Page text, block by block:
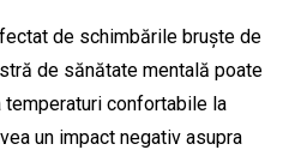
de schimbările bruște de
de sănătate mentală poate
confortabile la
un impact negativ asupra